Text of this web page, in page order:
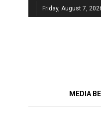
Friday, August 7,
MEDIA